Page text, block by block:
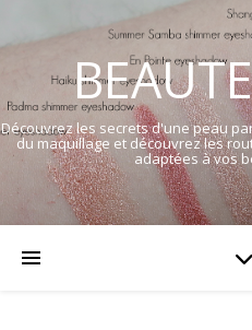
Découvrez les secrets d'une peau
du maquillage et découvrez les
adaptées à vos